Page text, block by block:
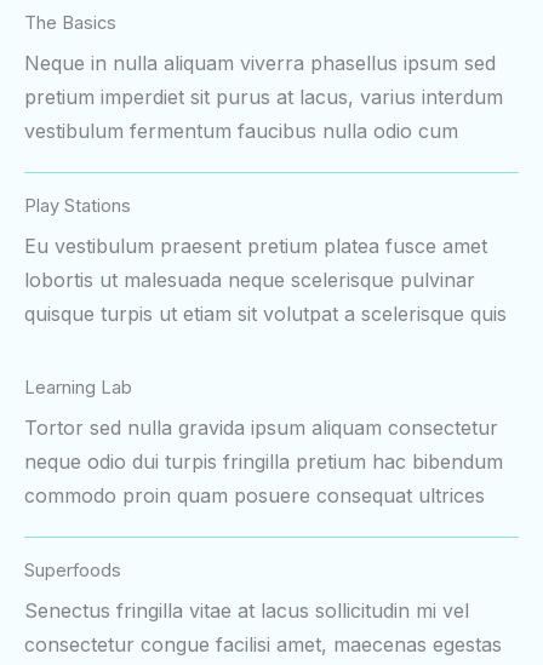
The Basics
Neque in nulla aliquam viverra phasellus ipsum sed
pretium imperdiet sit purus at lacus, varius interdum
vestibulum fermentum faucibus nulla odio cum
Play Stations
Eu vestibulum praesent pretium platea fusce amet
lobortis ut malesuada neque scelerisque pulvinar
quisque turpis ut etiam sit volutpat a scelerisque quis
Learning Lab
Tortor sed nulla gravida ipsum aliquam consectetur
neque odio dui turpis fringilla pretium hac bibendum
commodo proin quam posuere consequat ultrices
Superfoods
Senectus fringilla vitae at lacus sollicitudin mi vel
consectetur congue facilisi amet, maecenas egestas